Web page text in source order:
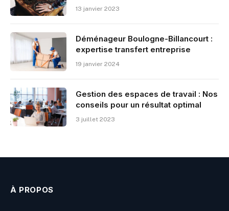
13 janvier 2023
Déménageur Boulogne-Billancourt :
expertise transfert entreprise
19 janvier 2024
Gestion des espaces de travail : Nos
conseils pour un résultat optimal
3 juillet 2023
À PROPOS